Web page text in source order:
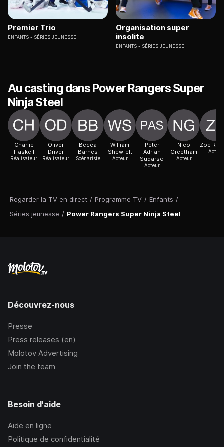
Regarder la TV en direct / Programme TV / Enfants /
Séries jeunesse / Power Rangers Super Ninja Steel
Premier Trio
ENFANTS SÉRIES JEUNESSE
Organisation super
insolite
ENFANTS SÉRIES JEUNESSE
Au casting dans Power Rangers Super
Ninja Steel
Charlie
Haskell
Réalisateur
Oliver
Driver
Réalisateur
Becca
Barnes
Scénariste
William
Shewfelt
Acteur
Peter
Adrian
Sudarso
Acteur
Nico
Greetham
Acteur
Zoë
Acteur
Découvrez-nous
Presse
Press releases (en)
Molotov Advertising
Join the team
Besoin d'aide
Aide en ligne
Politique de confidentialité